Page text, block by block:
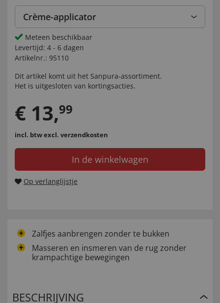
Crème-applicator
Meteen beschikbaar
Levertijd: 4 - 6 dagen
Artikelnr.: 95110
Dit artikel komt uit het Sanpura-assortiment.
Het is uitgesloten van kortingsacties.
€ 13,99
incl. btwexcl. verzendkosten
In de winkelwagen
Op verlanglijstje
Zalfjes aanbrengen zonder te bukken
Masseren en insmeren van de rug zonder
krampachtige bewegingen
BESCHRIJVING